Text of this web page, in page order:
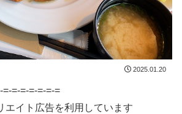
2025.01.20
=-=-=-=-=-=-=
エイト広告を利用しています